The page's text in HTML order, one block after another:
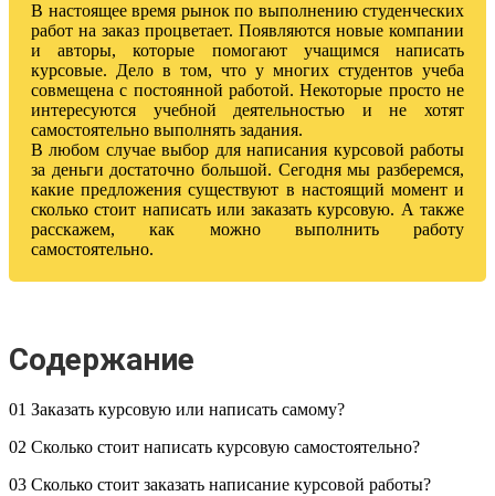
В настоящее время рынок по выполнению студенческих
работ на заказ процветает. Появляются новые компании
и авторы, которые помогают учащимся написать
курсовые. Дело в том, что у многих студентов учеба
совмещена с постоянной работой. Некоторые просто не
интересуются учебной деятельностью и не хотят
самостоятельно выполнять задания.
В любом случае выбор для написания курсовой работы
за деньги достаточно большой. Сегодня мы разберемся,
какие предложения существуют в настоящий момент и
сколько стоит написать или заказать курсовую. А также
расскажем, как можно выполнить работу
самостоятельно.
Содержание
01 Заказать курсовую или написать самому?
02 Сколько стоит написать курсовую самостоятельно?
03 Сколько стоит заказать написание курсовой работы?